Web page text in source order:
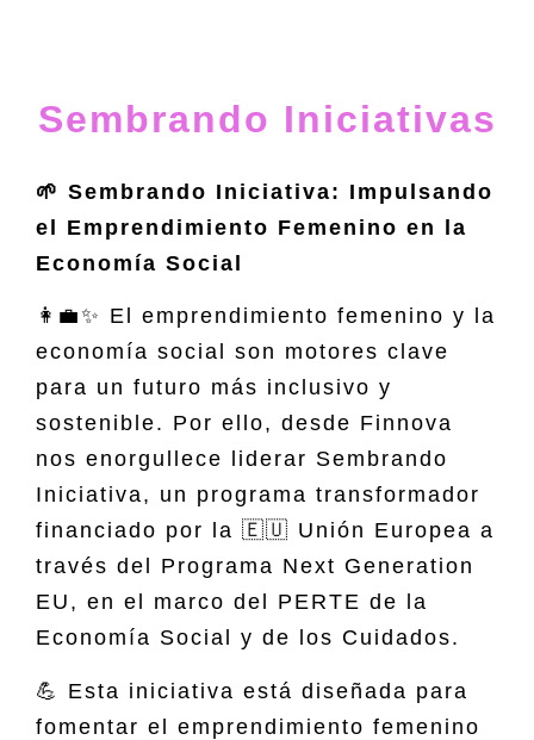
Sembrando Iniciativas
🌱 Sembrando Iniciativa: Impulsando
el Emprendimiento Femenino en la
Economía Social
👩‍💼✨ El emprendimiento femenino y la
economía social son motores clave
para un futuro más inclusivo y
sostenible. Por ello, desde Finnova
nos enorgullece liderar Sembrando
Iniciativa, un programa transformador
financiado por la 🇪🇺 Unión Europea a
través del Programa Next Generation
EU, en el marco del PERTE de la
Economía Social y de los Cuidados.
💪 Esta iniciativa está diseñada para
fomentar el emprendimiento femenino